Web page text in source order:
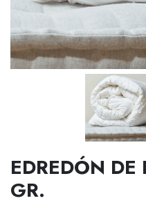
EDREDÓN
GR.